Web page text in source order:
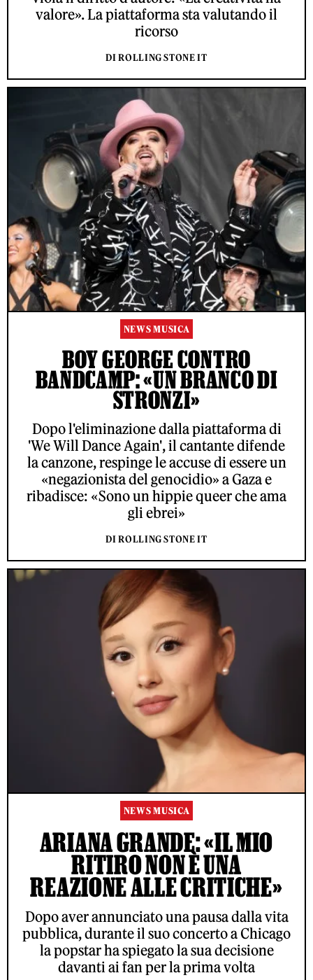
valore». La piattaforma sta valutando il
ricorso
DI ROLLING STONE IT
NEWS MUSICA
BOY GEORGE CONTRO
BANDCAMP: «UN BRANCO DI
STRONZI»
Dopo l'eliminazione dalla piattaforma di
'We Will Dance Again', il cantante difende
la canzone, respinge le accuse di essere un
«negazionista del genocidio» a Gaza e
ribadisce: «Sono un hippie queer che ama
gli ebrei»
DI ROLLING STONE IT
NEWS MUSICA
ARIANA GRANDE: «IL MIO
RITIRO NON È UNA
REAZIONE ALLE CRITICHE»
Dopo aver annunciato una pausa dalla vita
pubblica, durante il suo concerto a Chicago
la popstar ha spiegato la sua decisione
davanti ai fan per la prima volta